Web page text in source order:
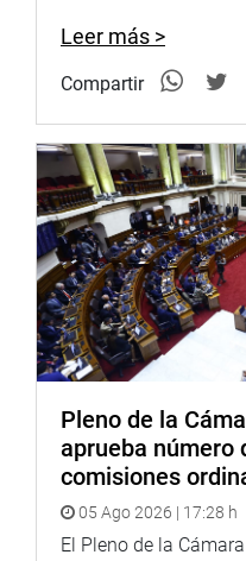
Financiera
11:00 Congresista
Huayama Neira
15:00 Congresista
Portugal Catacora –
Segundo
Congreso de la
Picardo
Leer más >
Compartir
Pleno de la
aprueba número
comisiones
05 Ago 2026 | 17:28 h
El Pleno de la